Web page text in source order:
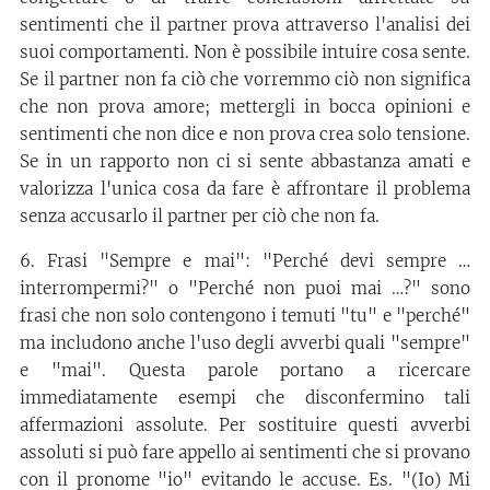
sentimenti che il partner prova attraverso l'analisi dei
suoi comportamenti. Non è possibile intuire cosa sente.
Se il partner non fa ciò che vorremmo ciò non significa
che non prova amore; mettergli in bocca opinioni e
sentimenti che non dice e non prova crea solo tensione.
Se in un rapporto non ci si sente abbastanza amati e
valorizza l'unica cosa da fare è affrontare il problema
senza accusarlo il partner per ciò che non fa.
6. Frasi "Sempre e mai": "Perché devi sempre …
interrompermi?" o "Perché non puoi mai …?" sono
frasi che non solo contengono i temuti "tu" e "perché"
ma includono anche l'uso degli avverbi quali "sempre"
e "mai". Questa parole portano a ricercare
immediatamente esempi che disconfermino tali
affermazioni assolute. Per sostituire questi avverbi
assoluti si può fare appello ai sentimenti che si provano
con il pronome "io" evitando le accuse. Es. "(Io) Mi